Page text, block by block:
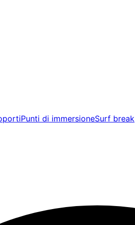
Punti di immersioneSurf break